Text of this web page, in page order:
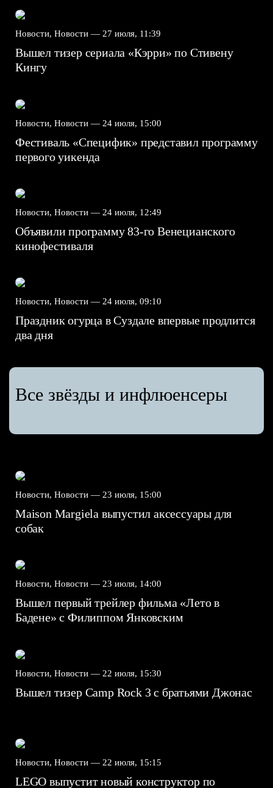
Новости, Новости — 27 июля, 11:39
Вышел тизер сериала «Кэрри» по Стивену
Кингу
Новости, Новости — 24 июля, 15:00
Фестиваль «Специфик» представил программу
первого уикенда
Новости, Новости — 24 июля, 12:49
Объявили программу 83-го Венецианского
кинофестиваля
Новости, Новости — 24 июля, 09:10
Праздник огурца в Суздале впервые продлится
два дня
Все звёзды и инфлюенсеры
Новости, Новости — 23 июля, 15:00
Maison Margiela выпустил аксессуары для
собак
Новости, Новости — 23 июля, 14:00
Вышел первый трейлер фильма «Лето в
Бадене» с Филиппом Янковским
Новости, Новости — 22 июля, 15:30
Вышел тизер Camp Rock 3 с братьями Джонас
Новости, Новости — 22 июля, 15:15
LEGO выпустит новый конструктор по